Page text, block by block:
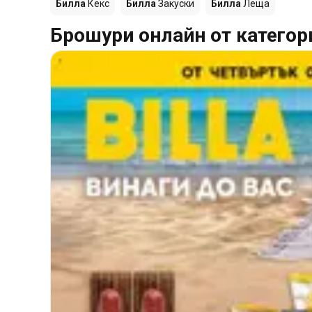
Билла Кекс Билла Закуски Билла Леща
Брошури онлайн от